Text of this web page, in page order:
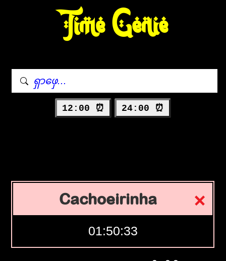
Time Genie
12:00 ⏰ 24:00 ⏰
Cachoeirinha
01:50:34